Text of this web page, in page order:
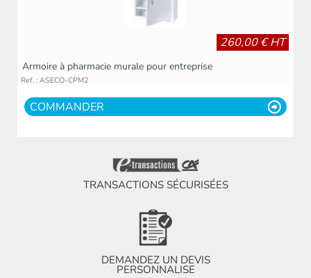
260,00 € HT
Armoire à pharmacie murale pour entreprise
Ref. : ASECO-CPM2
COMMANDER
TRANSACTIONS SÉCURISÉES
DEMANDEZ UN DEVIS
PERSONNALISE